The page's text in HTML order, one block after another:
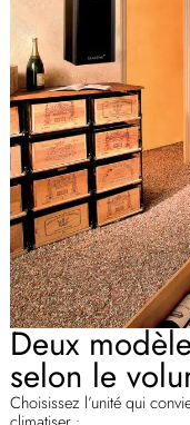
Deux
selon le
Choisissez l’unité qui